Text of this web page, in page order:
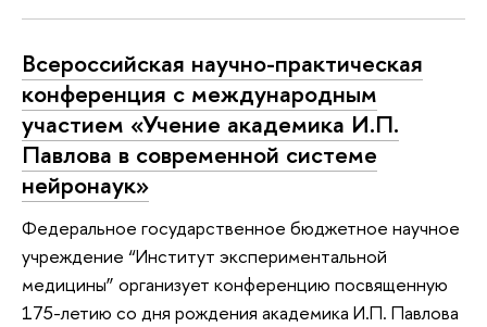
Всероссийская научно-практическая
конференция с международным
участием «Учение академика И.П.
Павлова в современной системе
нейронаук»
Федеральное государственное бюджетное научное
учреждение “Институт экспериментальной
медицины” организует конференцию посвященную
175-летию со дня рождения академика И.П. Павлова